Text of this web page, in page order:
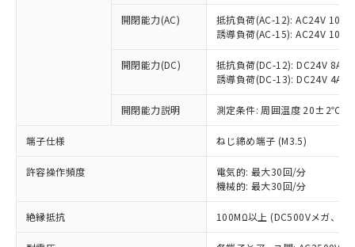
開閉能力(AC)
抵抗負荷(AC-12): AC24V 10A/
誘導負荷(AC-15): AC24V
開閉能力(DC)
抵抗負荷(DC-12): DC24V 8A/
誘導負荷(DC-13): DC24V 4A/
開閉能力説明 測定条件: 周囲温度 20±2℃、
端子仕様 ねじ締め端子 (M3.5)
許容操作頻度
電気的: 最大30回/分
機械的: 最大30回/分
絶縁抵抗 100MΩ以上 (DC500Vメガ、点
ご利用条件
以下の条件をお読みいただき、同意のうえ
ご利用ください。
本サービスは、当社制御機器事業取扱
商品の当社在庫状況および標準価格
(税抜)を提供させていただくもので
当社制御機器事業取扱商品の中には、
本サービスの対象外となる商品もある
非含有に対応した製品が提供可能な商品で
対応予定：EU RoHS指令（10物質）の非含
有に対応した製品に切り替える予定のある
対応予定なし：EU RoHS指令（10物質）の
非含有に非対応の商品で、対応品を出す予
調査・確認中：EU RoHS指令（10物質）の
非含有の対応状況を調査中または確認中の
商品です。
非該当品：ライセンス料など無形物で、有
害物質有無と関係のない商品です。
仕入先様の事情により、非含有部品として
いたものが、含有品と判明した場合などや
「○」：最大均質材料含有率が中国RoHSの
基準値以下であることを示します。
「×」：最大均質材料含有率が中国RoHSの
基準値を超えていることを示します。
当社は、これら貴社製品のうち、外国